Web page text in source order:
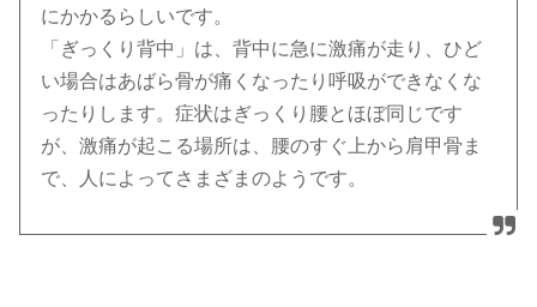
にかかるらしいです。
「ぎっくり背中」は、背中に急に激痛が走り、ひど
い場合はあばら骨が痛くなったり呼吸ができなくな
ったりします。症状はぎっくり腰とほぼ同じです
が、激痛が起こる場所は、腰のすぐ上から肩甲骨ま
で、人によってさまざまのようです。